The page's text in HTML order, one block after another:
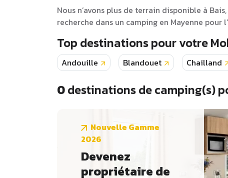
Nous n’avons plus de terrain disponible à
recherche dans un camping en Mayenne
Top destinations pour votre
Andouille Blandouet Chailland
0destinations de camping(s)
Nouvelle Gamme
2026
Devenez
propriétaire de